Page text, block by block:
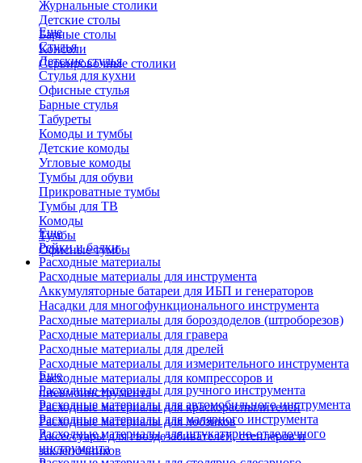
Журнальные столики
​Детские столы
Барные столы
Консоли
Сервировочные столики
Еще
Стулья
Детские стулья
Стулья для кухни
Офисные стулья
Барные стулья
Табуреты
Комоды и тумбы
Детские комоды
Угловые комоды
Тумбы для обуви
Прикроватные тумбы
Тумбы для ТВ
Комоды
Тумбы
Офисные тумбы
Еще
Рейки и балки
Расходные материалы
Расходные материалы для инструмента
Аккумуляторные батареи для ИБП и генераторов
Насадки для многофункционального инструмента
Расходные материалы для бороздоделов (штроборезов)
Расходные материалы для гравера
Расходные материалы для дрелей
Расходные материалы для измерительного инструмента
Расходные материалы для компрессоров и
пневмоинструмента
Расходные материалы для краскораспылителей
Расходные материалы для лобзиков
Аксессуары для гвоздезабивателей, степлеров и
заклепочников
Еще
Расходные материалы для ручного инструмента
Расходные материалы для автомобильного инструмента
Расходные материалы для малярного инструмента
Расходные материалы для штукатурно-отделочного
инструмента